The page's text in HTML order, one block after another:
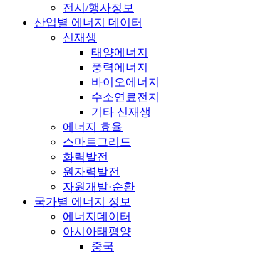
전시/행사정보
산업별 에너지 데이터
신재생
태양에너지
풍력에너지
바이오에너지
수소연료전지
기타 신재생
에너지 효율
스마트그리드
화력발전
원자력발전
자원개발·순환
국가별 에너지 정보
에너지데이터
아시아태평양
중국